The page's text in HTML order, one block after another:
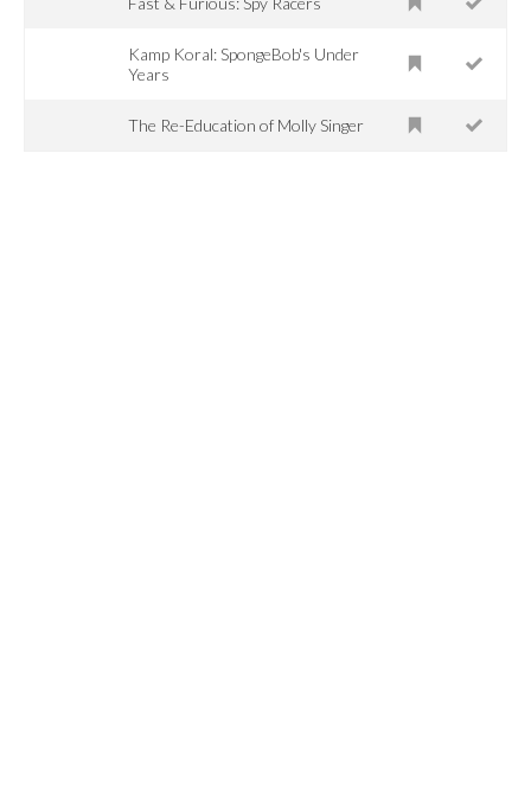
Kamp Koral: SpongeBob's Under
Years
The Re-Education of Molly Singer